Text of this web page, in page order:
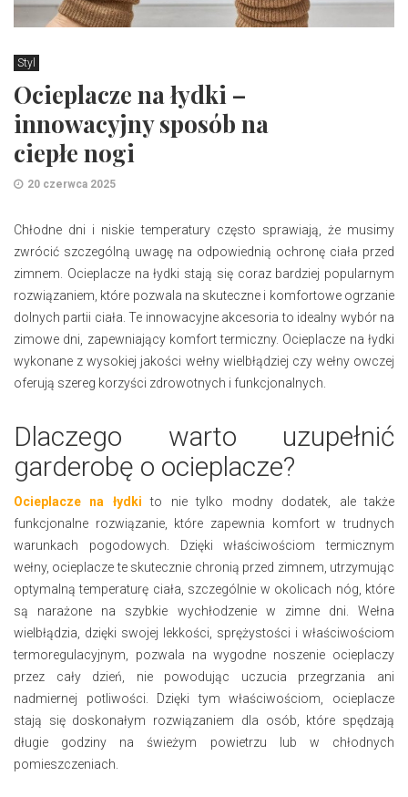
Styl
Ocieplacze na łydki –
innowacyjny sposób na
ciepłe nogi
20 czerwca 2025
Chłodne dni i niskie temperatury często sprawiają, że musimy
zwrócić szczególną uwagę na odpowiednią ochronę ciała przed
zimnem. Ocieplacze na łydki stają się coraz bardziej popularnym
rozwiązaniem, które pozwala na skuteczne i komfortowe ogrzanie
dolnych partii ciała. Te innowacyjne akcesoria to idealny wybór na
zimowe dni, zapewniający komfort termiczny. Ocieplacze na łydki
wykonane z wysokiej jakości wełny wielbłądziej czy wełny owczej
oferują szereg korzyści zdrowotnych i funkcjonalnych.
Dlaczego warto uzupełnić
garderobę o ocieplacze?
Ocieplacze na łydki to nie tylko modny dodatek, ale także
funkcjonalne rozwiązanie, które zapewnia komfort w trudnych
warunkach pogodowych. Dzięki właściwościom termicznym
wełny, ocieplacze te skutecznie chronią przed zimnem, utrzymując
optymalną temperaturę ciała, szczególnie w okolicach nóg, które
są narażone na szybkie wychłodzenie w zimne dni. Wełna
wielbłądzia, dzięki swojej lekkości, sprężystości i właściwościom
termoregulacyjnym, pozwala na wygodne noszenie ocieplaczy
przez cały dzień, nie powodując uczucia przegrzania ani
nadmiernej potliwości. Dzięki tym właściwościom, ocieplacze
stają się doskonałym rozwiązaniem dla osób, które spędzają
długie godziny na świeżym powietrzu lub w chłodnych
pomieszczeniach.